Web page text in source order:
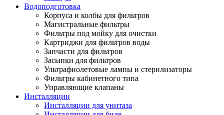
Водоподготовка
Корпуса и колбы для фильтров
Магистральные фильтры
Фильтры под мойку для очистки
Картриджи для фильтров воды
Запчасти для фильтров
Засыпки для фильтров
Ультрафиолетовые лампы и стерилизаторы
Фильтры кабинетного типа
Управляющие клапаны
Инсталляции
Инсталляции для унитаза